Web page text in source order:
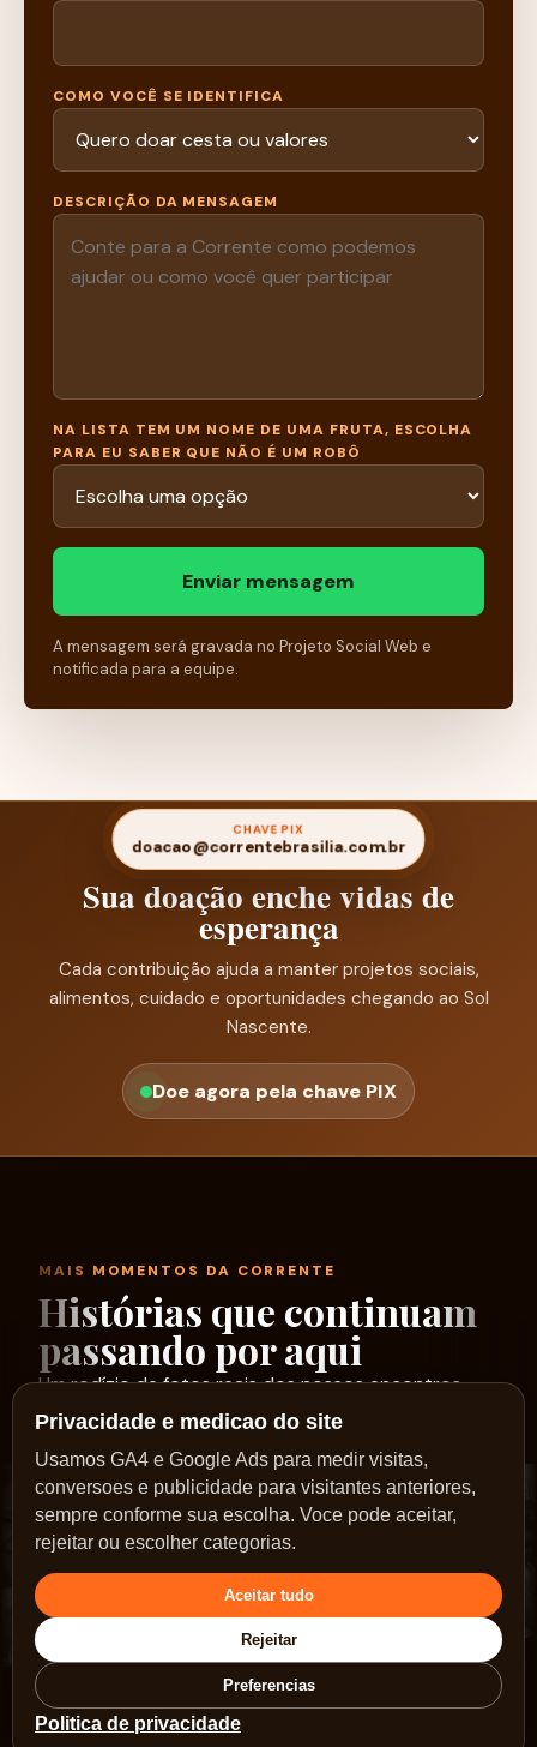
COMO VOCÊ SE IDENTIFICA
DESCRIÇÃO DA MENSAGEM
NA LISTA TEM UM NOME DE UMA FRUTA, ESCOLHA
PARA EU SABER QUE NÃO É UM ROBÔ
Enviar mensagem
A mensagem será gravada no Projeto Social Web e
notificada para a equipe.
CHAVE PIX
doacao@correntebrasilia.com.br
Sua doação enche vidas de
esperança
Cada contribuição ajuda a manter projetos sociais,
alimentos, cuidado e oportunidades chegando ao Sol
Nascente.
Doe agora pela chave PIX
MAIS MOMENTOS DA CORRENTE
Histórias que continuam
passando por aqui
Um rodízio de fotos reais dos nossos encontros,
ações e caminhos no Sol Nascente.
Privacidade e medicao do site
Usamos GA4 e Google Ads para medir visitas,
conversoes e publicidade para visitantes anteriores,
sempre conforme sua escolha. Voce pode aceitar,
rejeitar ou escolher categorias.
Aceitar tudo
Rejeitar
Preferencias
Politica de privacidade